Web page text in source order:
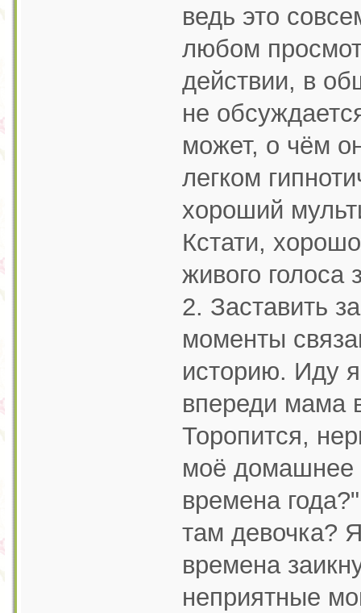
ведь это
любом
действии, в
не
может, о чём
легком
хороший
Кстати,
живого голоса
2. Заставить
моменты
историю. Иду
впереди мама
Торопится,
моё домашнее
времена
там девочка?
времена
неприятные